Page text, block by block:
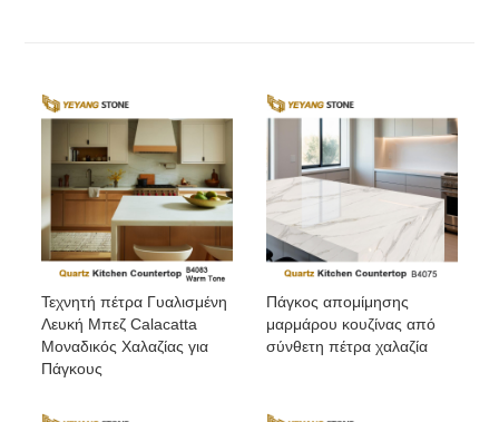
Τεχνητή πέτρα Γυαλισμένη
Λευκή Μπεζ Calacatta
Μοναδικός Χαλαζίας για
Πάγκους
Πάγκος απομίμησης
μαρμάρου κουζίνας από
σύνθετη πέτρα χαλαζία